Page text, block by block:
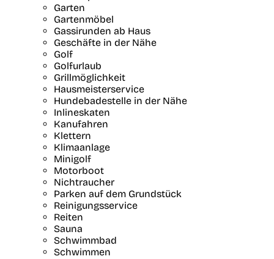
Garten
Gartenmöbel
Gassirunden ab Haus
Geschäfte in der Nähe
Golf
Golfurlaub
Grillmöglichkeit
Hausmeisterservice
Hundebadestelle in der Nähe
Inlineskaten
Kanufahren
Klettern
Klimaanlage
Minigolf
Motorboot
Nichtraucher
Parken auf dem Grundstück
Reinigungsservice
Reiten
Sauna
Schwimmbad
Schwimmen